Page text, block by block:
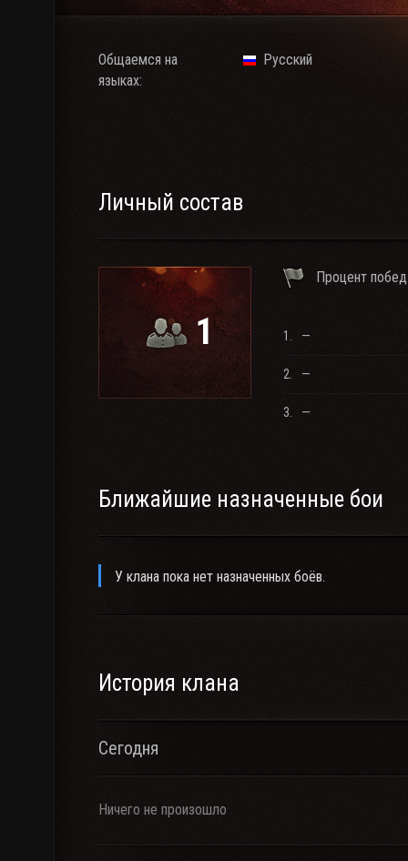
Общаемся на
языках:
Русский
Личный состав
1
Процент побед
1. —
2. —
3. —
Ближайшие назначенные бои
У клана пока нет назначенных боёв.
История клана
Сегодня
Ничего не произошло